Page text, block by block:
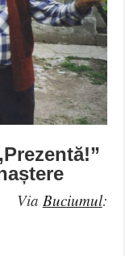
Via Buciumul: